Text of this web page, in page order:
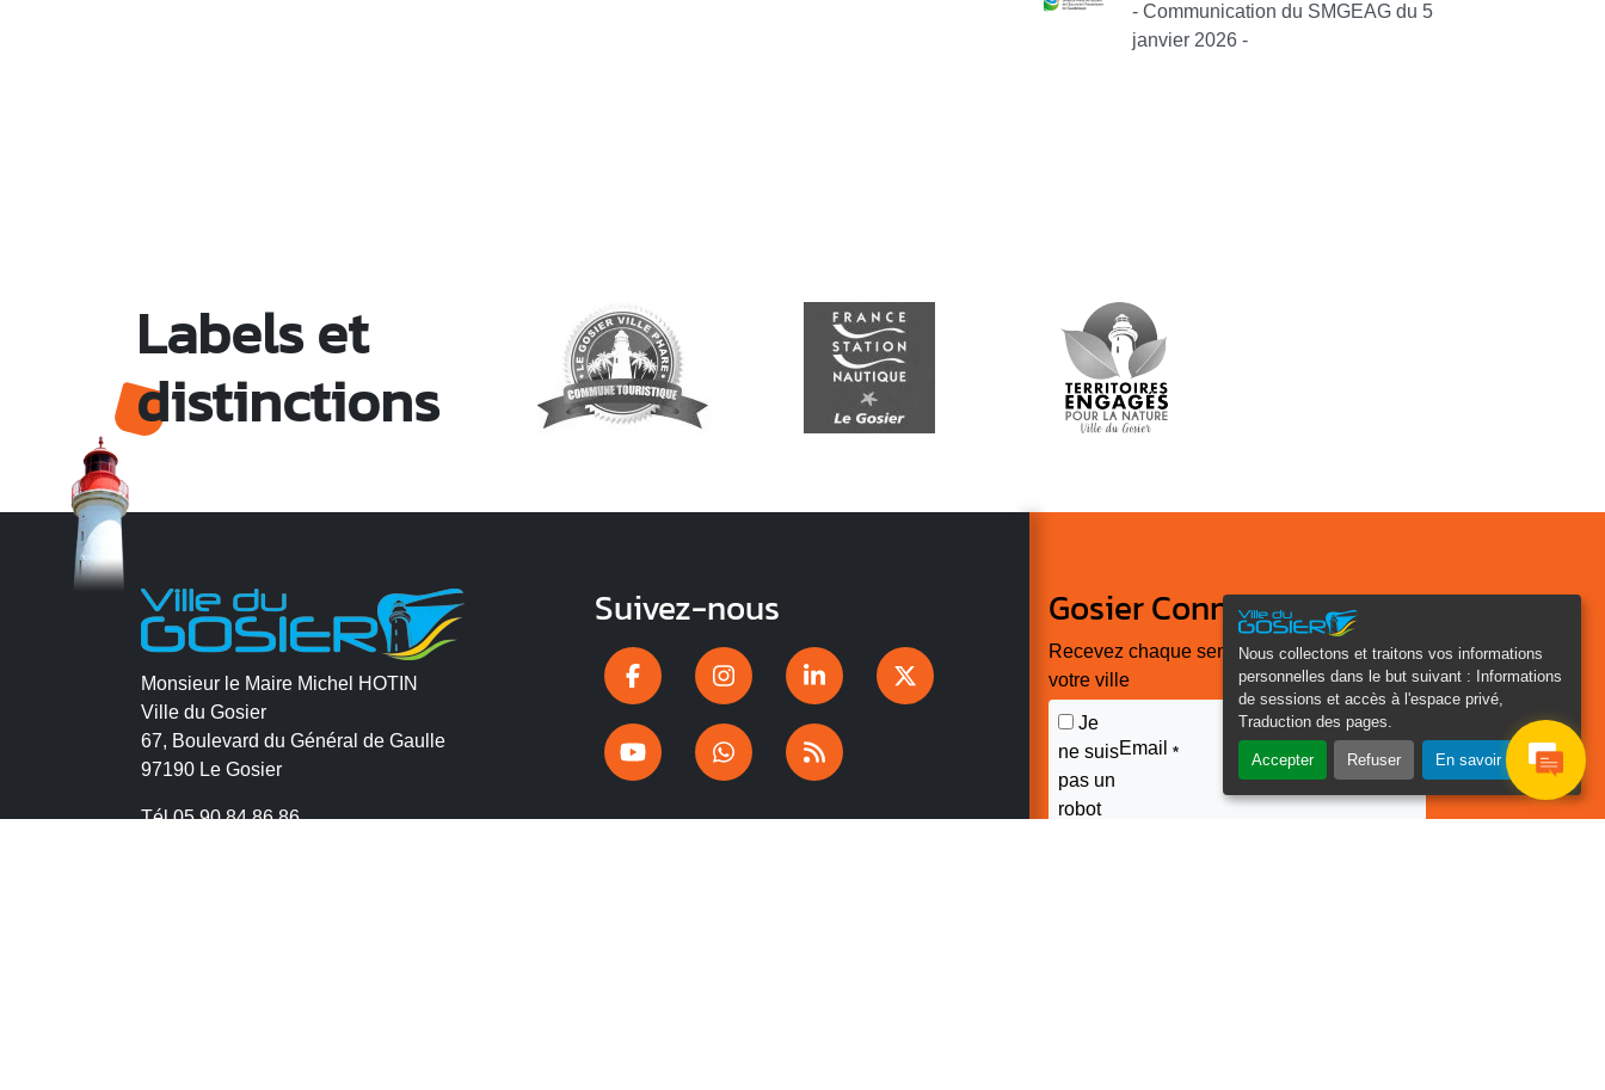
Nous collectons et traitons vos informations
personnelles dans le but suivant :
Informations
de sessions et accès à l'espace privé,
Traduction des pages
Accepter Refuser En savoir plus
- Communication du SMGEAG du 5
janvier 2026 -
Labels et
distinctions
Monsieur le Maire Michel HOTIN
Ville du Gosier
67, Boulevard du Général de Gaulle
97190 Le Gosier
Tél.05 90 84 86 86
Suivez-nous Gosier Connecté
Recevez chaque semaine l'actualité de
votre ville
Je
ne suis
pas un
robot
Email *